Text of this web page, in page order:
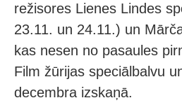
režisores Lienes Lindes
23.11. un 24.11.) un
kas nesen no pasaules
Film žūrijas speciālbalvu
decembra izskaņā.